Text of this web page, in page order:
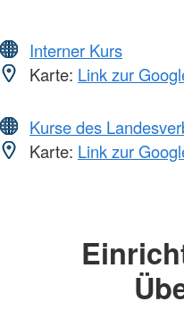
Interner Kurs
Karte: Link zur
Kurse des
Karte: Link zur